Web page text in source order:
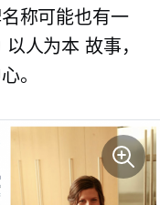
称可能也有一
以人为本 故事，
。